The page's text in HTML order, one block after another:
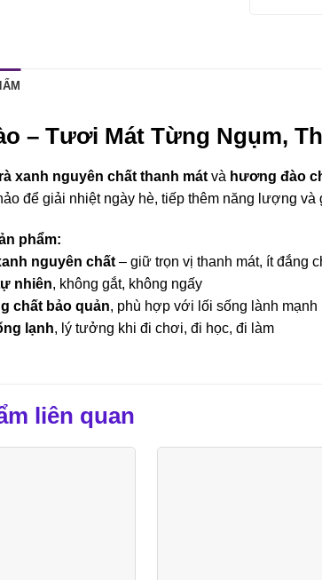
– Tươi Mát Từng Ngụm,
xanh nguyên chất thanh mát và hương đào
để giải nhiệt ngày hè, tiếp thêm năng lượng và
phẩm:
nguyên chất – giữ trọn vị thanh mát, ít đắng
nhiên, không gắt, không ngấy
chất bảo quản, phù hợp với lối sống lành mạnh
lạnh, lý tưởng khi đi chơi, đi học, đi làm
liên quan